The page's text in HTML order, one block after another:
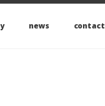
news contact